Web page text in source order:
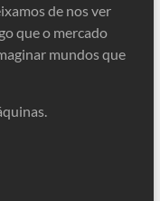
de nos ver
que o mercado
mundos que